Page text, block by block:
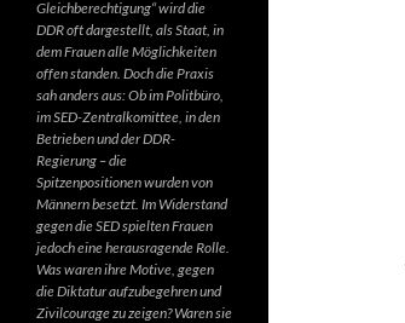
Gleichberechtigung“ wird die
DDR oft dargestellt, als Staat, in
dem Frauen alle Möglichkeiten
offen standen. Doch die Praxis
sah anders aus: Ob im Politbüro,
im SED-Zentralkomittee, in den
Betrieben und der DDR-
Regierung – die
Spitzenpositionen wurden von
Männern besetzt. Im Widerstand
gegen die SED spielten Frauen
jedoch eine herausragende Rolle.
Was waren ihre Motive, gegen
die Diktatur aufzubegehren und
Zivilcourage zu zeigen? Waren sie